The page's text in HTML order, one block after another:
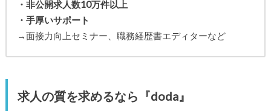
・非公開求人数10万件以上
・手厚いサポート
→面接力向上セミナー、職務経歴書エディターなど
求人の質を求めるなら『doda』